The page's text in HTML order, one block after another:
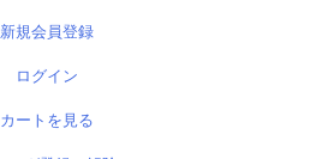
新規会員登録
ログイン
カートを見る